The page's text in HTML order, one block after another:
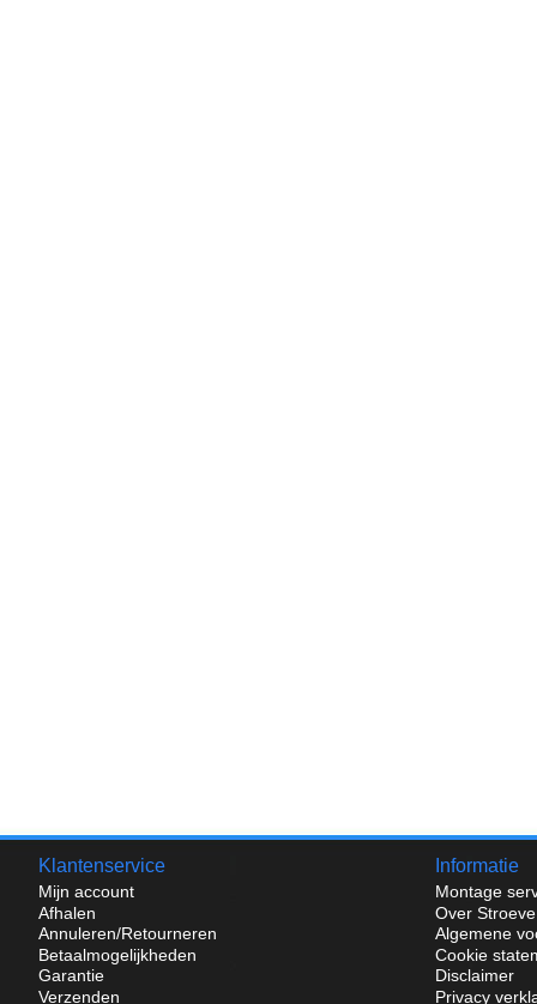
Klantenservice
Mijn account
Afhalen
Annuleren/Retourneren
Betaalmogelijkheden
Garantie
Verzenden
Informatie
Montage
Over
Algemene
Cookie
Disclaimer
Privacy